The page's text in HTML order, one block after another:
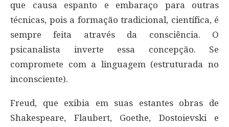
que causa espanto e embaraço para outras
técnicas, pois a formação tradicional, científica, é
sempre feita através da consciência. O
psicanalista inverte essa concepção. Se
compromete com a linguagem (estruturada no
inconsciente).
Freud, que exibia em suas estantes obras de
Shakespeare, Flaubert, Goethe, Dostoievski e